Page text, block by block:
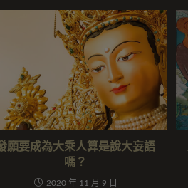
願要成為大乘人算是說大妄語
嗎？
2020 年 11 月 9 日